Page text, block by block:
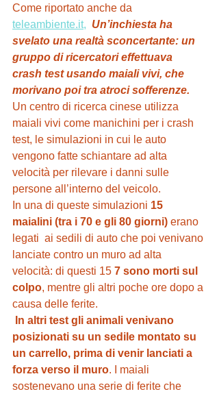
Come riportato anche da
teleambiente.it, Un’inchiesta ha
svelato una realtà sconcertante: un
gruppo di ricercatori effettuava
crash test usando maiali vivi, che
morivano poi tra atroci sofferenze.
Un centro di ricerca cinese utilizza
maiali vivi come manichini per i crash
test, le simulazioni in cui le auto
vengono fatte schiantare ad alta
velocità per rilevare i danni sulle
persone all’interno del veicolo.
In una di queste simulazioni 15
maialini (tra i 70 e gli 80 giorni) erano
legati  ai sedili di auto che poi venivano
lanciate contro un muro ad alta
velocità: di questi 15 7 sono morti sul
colpo, mentre gli altri poche ore dopo a
causa delle ferite.
In altri test gli animali venivano
posizionati su un sedile montato su
un carrello, prima di venir lanciati a
forza verso il muro. I maiali
sostenevano una serie di ferite che